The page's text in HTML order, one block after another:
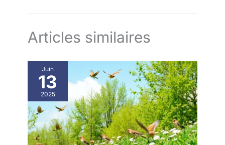
Articles similaires
Juin
13
2025